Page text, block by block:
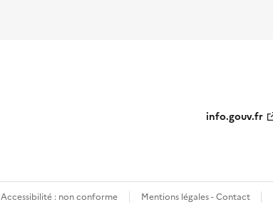
info.gouv.fr
Accessibilité : non conforme Mentions légales - Contact